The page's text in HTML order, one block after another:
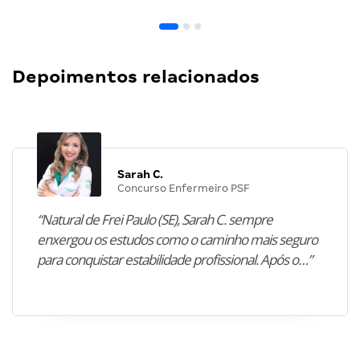
Depoimentos relacionados
Sarah C.
Concurso Enfermeiro PSF
“Natural de Frei Paulo (SE), Sarah C. sempre
enxergou os estudos como o caminho mais seguro
para conquistar estabilidade profissional. Após o…”